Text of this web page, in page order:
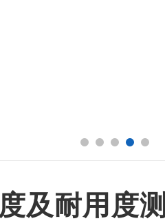
及耐用度